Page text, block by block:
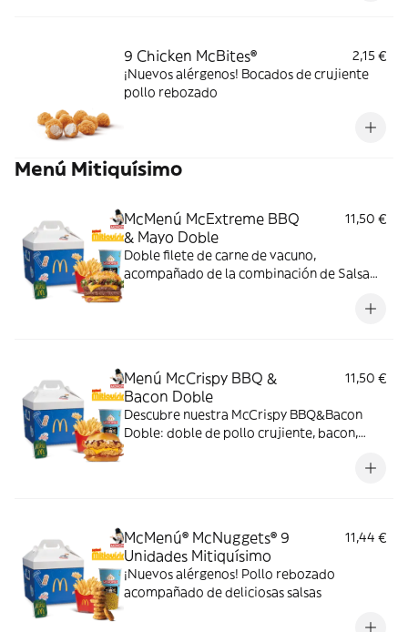
9 Chicken McBites®
2,15 €
¡Nuevos alérgenos! Bocados de crujiente
pollo rebozado
Menú Mitiquísimo
McMenú McExtreme BBQ
& Mayo Doble
11,50 €
Doble filete de carne de vacuno,
acompañado de la combinación de Salsa
doble de cheddar, lechuga fresca y tiras de
Menú McCrispy BBQ &
Bacon Doble
11,50 €
Descubre nuestra McCrispy BBQ&Bacon
Doble: doble de pollo crujiente, bacon,
McMenú® McNuggets® 9
Unidades Mitiquísimo
11,44 €
¡Nuevos alérgenos! Pollo rebozado
acompañado de deliciosas salsas